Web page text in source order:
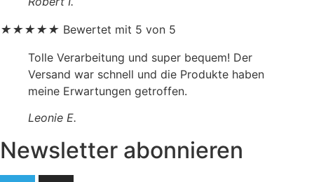
★★★★★ Bewertet mit 5 von 5
Tolle Verarbeitung und super bequem! Der
Versand war schnell und die Produkte haben
meine Erwartungen getroffen.
Leonie E.
Newsletter abonnieren